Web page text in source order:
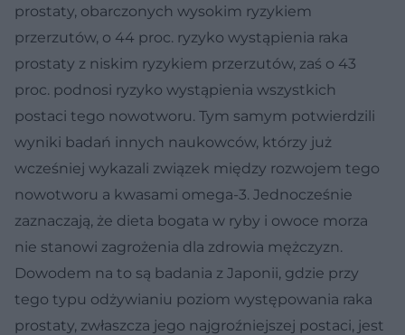
prostaty, obarczonych wysokim ryzykiem
przerzutów, o 44 proc. ryzyko wystąpienia raka
prostaty z niskim ryzykiem przerzutów, zaś o 43
proc. podnosi ryzyko wystąpienia wszystkich
postaci tego nowotworu. Tym samym potwierdzili
wyniki badań innych naukowców, którzy już
wcześniej wykazali związek między rozwojem tego
nowotworu a kwasami omega-3. Jednocześnie
zaznaczają, że dieta bogata w ryby i owoce morza
nie stanowi zagrożenia dla zdrowia mężczyzn.
Dowodem na to są badania z Japonii, gdzie przy
tego typu odżywianiu poziom występowania raka
prostaty, zwłaszcza jego najgroźniejszej postaci, jest